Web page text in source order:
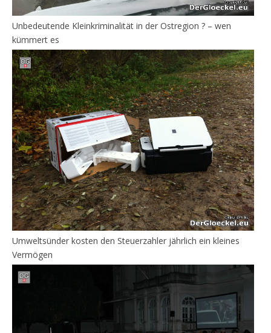
Unbedeutende Kleinkriminalität in der Ostregion ? – wen
kümmert es
Umweltsünder kosten den Steuerzahler jährlich ein kleines
Vermögen